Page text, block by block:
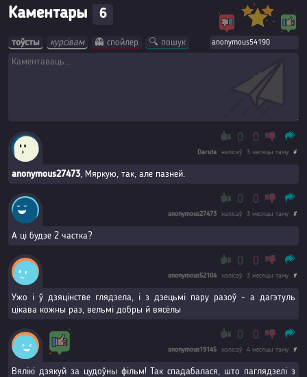
Каментары 6
тоўсты курсівам 👻 спойлер 🔍 пошук
0 0
Daruta напісаў 3 месяцы таму #
anonymous27473, Мяркую, так, але пазней.
0 0
anonymous27473 напісаў 3 месяцы таму #
А ці будзе 2 частка?
0 0
anonymous52104 напісаў 3 месяцы таму #
Ужо і ў дзяцінстве глядзела, і з дзецьмі пару разоў - а дагэтуль
цікава кожны раз, вельмі добры й вясёлы
0 0
anonymous19145 напісаў 4 месяцы таму #
Вялікі дзякуй за цудоўны фільм! Так спадабалася, што паглядзелі з